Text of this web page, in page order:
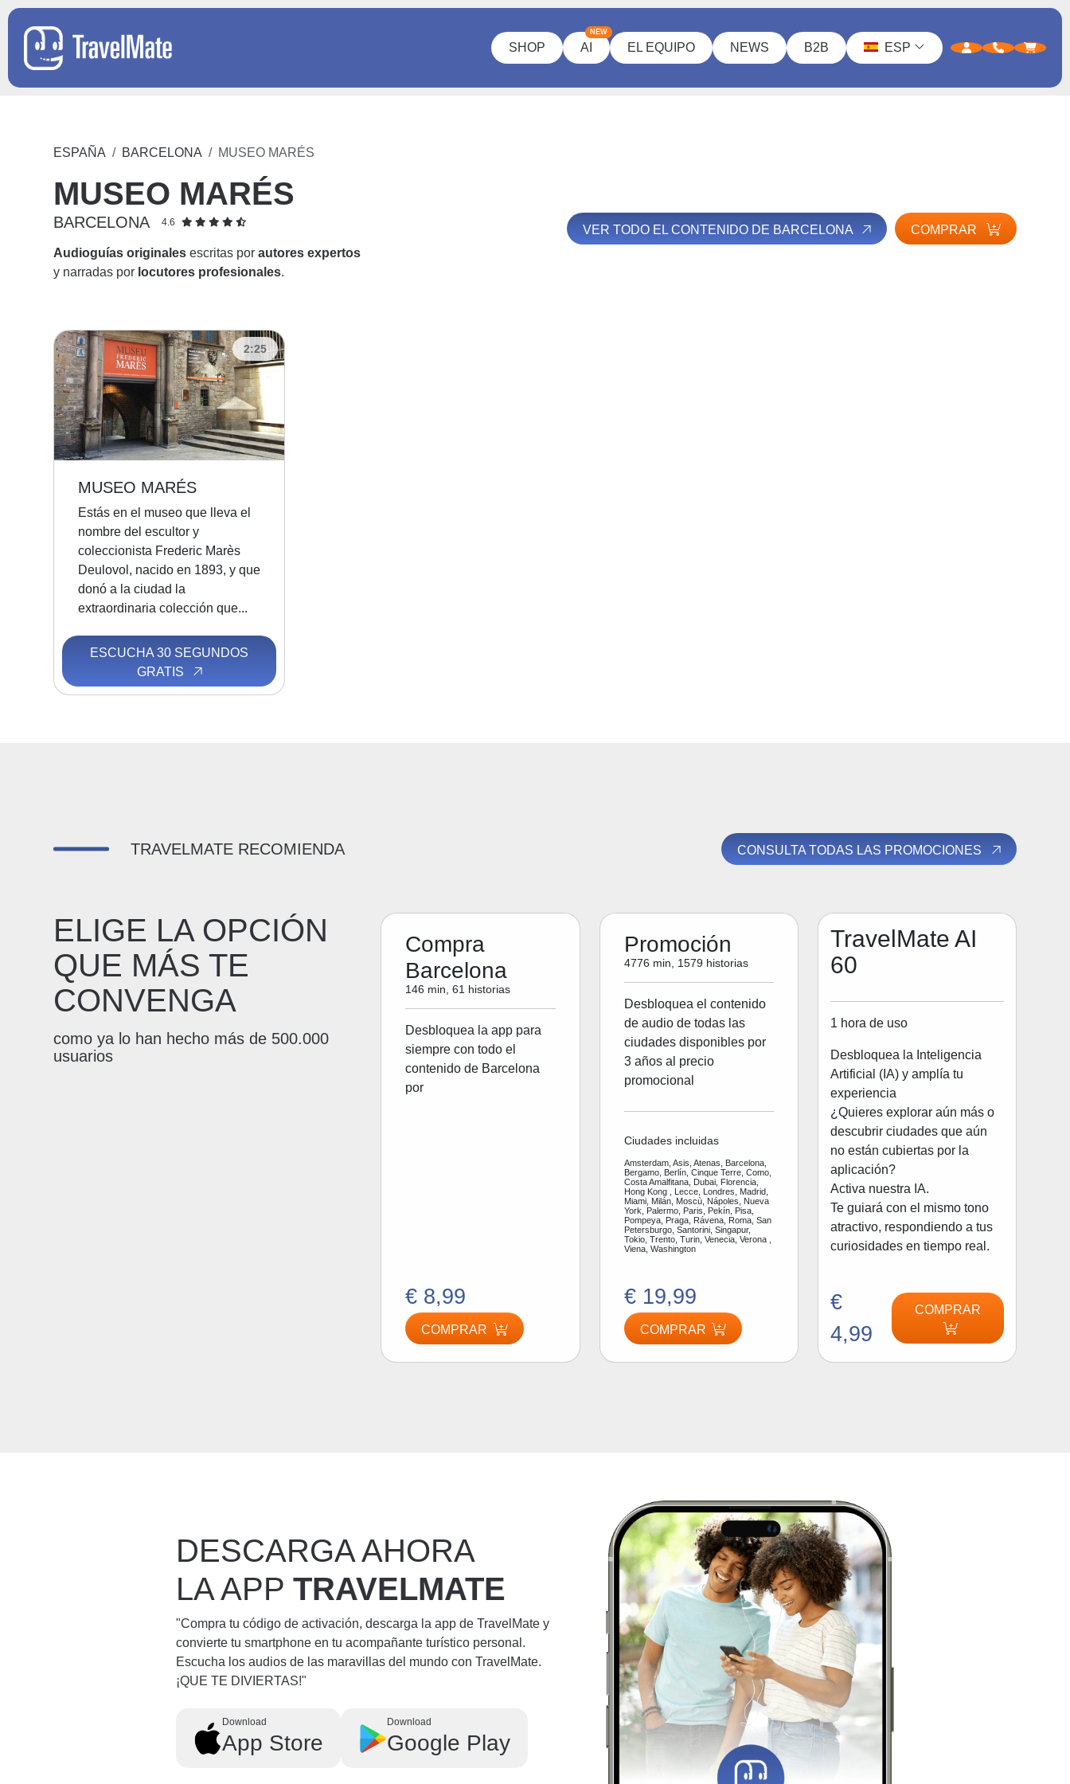
SHOP AI
NEW
EL EQUIPO NEWS B2B ESP
ESPAÑA BARCELONA MUSEO MARÉS
MUSEO MARÉS
BARCELONA 4.6
Audioguías originales escritas porautores expertos
y narradas por locutores profesionales.
VER TODO EL CONTENIDO DE BARCELONA COMPRAR
2:25
MUSEO MARÉS
Estás en el museo que lleva el
nombre del escultor y
coleccionista Frederic Marès
Deulovol, nacido en 1893, y que
donó a la ciudad la
extraordinaria colección que...
ESCUCHA 30 SEGUNDOS
GRATIS
TRAVELMATE RECOMIENDA CONSULTA TODAS LAS PROMOCIONES
ELIGE LA OPCIÓN
QUE MÁS TE
CONVENGA
como ya lo han hecho más de 500.000
usuarios
Compra
Barcelona
146 min, 61 historias
Desbloquea la app para
siempre con todo el
contenido de Barcelona
por
€ 8,99
COMPRAR
Promoción
4776 min, 1579 historias
Desbloquea el contenido
de audio de todas las
ciudades disponibles por
3 años al precio
promocional
Ciudades incluidas
Amsterdam, Asis, Atenas, Barcelona,
Bergamo, Berlín, Cinque Terre, Como,
Costa Amalfitana, Dubai, Florencia,
Hong Kong , Lecce, Londres, Madrid,
Miami, Milán, Moscù, Nápoles, Nueva
York, Palermo, Paris, Pekín, Pisa,
Pompeya, Praga, Rávena, Roma, San
Petersburgo, Santorini, Singapur,
Tokio, Trento, Turin, Venecia, Verona ,
Viena, Washington
€ 19,99
COMPRAR
TravelMate AI
60
1 hora de uso
Desbloquea la Inteligencia
Artificial (IA) y amplía tu
experiencia
¿Quieres explorar aún más o
descubrir ciudades que aún
no están cubiertas por la
aplicación?
Activa nuestra IA.
Te guiará con el mismo tono
atractivo, respondiendo a tus
curiosidades en tiempo real.
€
4,99
COMPRAR
DESCARGA AHORA
LA APPTRAVELMATE
"Compra tu código de activación, descarga la app de TravelMate y
convierte tu smartphone en tu acompañante turístico personal.
Escucha los audios de las maravillas del mundo con TravelMate.
¡QUE TE DIVIERTAS!"
Download
App Store
Download
Google Play